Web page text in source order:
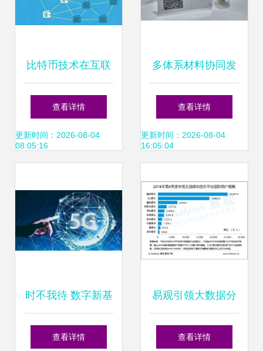
比特币技术在互联
网数据中心的应用
与开发洞察
查看详情
更新时间：2026-08-04
08:05:16
多体系材料协同发
展 容百科技携前沿
产品亮相
开放迈向新高度
查看详情
更新时间：2026-08-04
16:05:04
时不我待 数字新基
建迎来发展窗口期
查看详情
易观引领大数据分
析 赋能行业互联网
查看详情